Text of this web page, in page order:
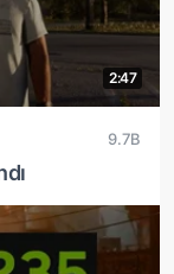
2:47
9.7B